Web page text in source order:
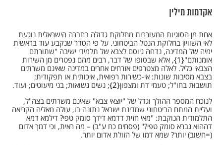
אקדמות מילין
אחת מן הסוגיות המעוררות מחלוקת גדולה בחברה הישראלית נוגעת
לאי השוויון בחלוקת הנטל הביטחוני. על פי הסדר שנקבע עוד בראשית
ימיה של המדינה, נדחה גיוסם לצבא של תלמידי ישיבה "שתורתם
אומנותם" 1 , אלא שבסופו של דבר, רבים מהם נפטרים מן השירות
הצבאי כליל. לאלה מצטרפים אזרחים אחרים במדינה שאינם משרתים
בצבא מסיבות שונות: אי-כשירות רפואית, איכותית או תפקודית;
תושבוּת בחו"ל; טעמי דת ומצפון 2 ; נשים נשואות; בני מיעוטים; ועוד.
לנוכח המספר ההולך וגדל של "יוצאי צבא" שאינם משרתים בצה"ל,
ועליית המתח הביטחוני שמדינת ישראל נתונה בו, עולה מאליה הקריאה
התלמודית הנוקבת: "מאי חזית דדמא דידך סומק טפי? דילמא דמא
דההוא גברא סומק טפי?" (פסחים כח ע"ב) – מה ראית, וכי דמך אדום
(=חשוב) יותר? שמא דמו של הזולת אדום יותר.